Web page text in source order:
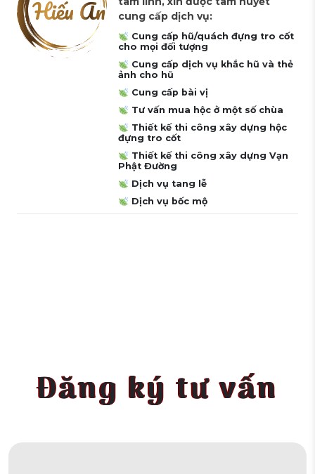
cung cấp dịch vụ:
Cung cấp hũ/quách đựng tro cốt
cho mọi đối tượng
Cung cấp dịch vụ khắc hũ và thẻ
ảnh cho hũ
Cung cấp bài vị
Tư vấn mua hộc ở một số chùa
Thiết kế thi công xây dựng hộc
đựng tro cốt
Thiết kế thi công xây dựng Vạn
Phật Đường
Dịch vụ tang lễ
Dịch vụ bốc mộ
Đăng ký tư vấn